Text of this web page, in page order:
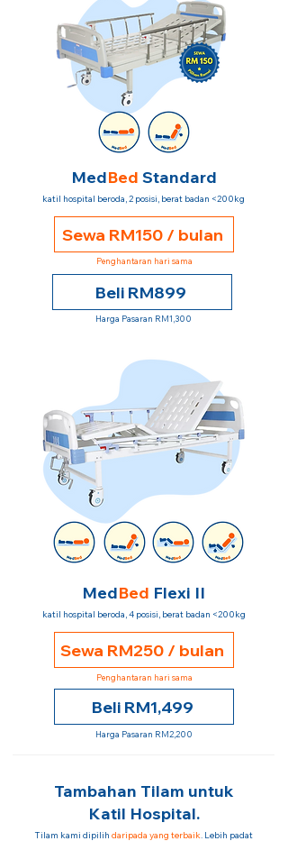
MedBed Standard
katil hospital beroda, 2 posisi, berat badan <200kg
Sewa RM150 / bulan
Penghantaran hari sama
Beli RM899
Harga Pasaran RM1,300
MedBed Flexi II
katil hospital beroda, 4 posisi, berat badan <200kg
Sewa RM250 / bulan
Penghantaran hari sama
Beli RM1,499
Harga Pasaran RM2,200
Tambahan Tilam untuk
Katil Hospital.
Tilam kami dipilih daripada yang terbaik. Lebih padat